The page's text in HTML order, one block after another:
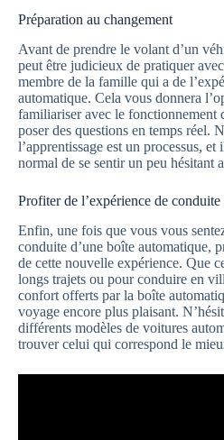
Préparation au changement
Avant de prendre le volant d’un
peut être judicieux de pratiquer
membre de la famille qui a de
automatique. Cela vous donnera
familiariser avec le fonctionnement
poser des questions en temps réel.
l’apprentissage est un processus, et
normal de se sentir un peu hésitant
Profiter de l’expérience de conduite
Enfin, une fois que vous vous
conduite d’une boîte automatique,
de cette nouvelle expérience. Que
longs trajets ou pour conduire en
confort offerts par la boîte
voyage encore plus plaisant.
différents modèles de voitures
trouver celui qui correspond le